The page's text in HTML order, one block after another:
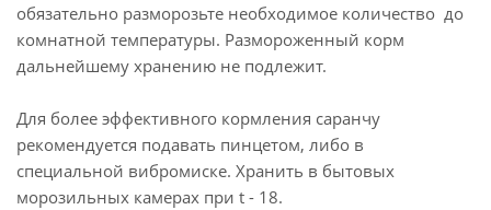
обязательно разморозьте необходимое количество до
комнатной температуры. Размороженный корм
дальнейшему хранению не подлежит.
Для более эффективного кормления саранчу
рекомендуется подавать пинцетом, либо в
специальной вибромиске. Хранить в бытовых
морозильных камерах при t - 18.